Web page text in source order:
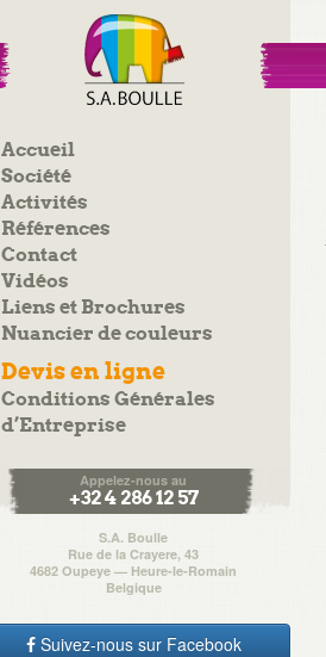
Accueil
Société
Activités
Références
Contact
Vidéos
Liens et Brochures
Nuancier de couleurs
Devis en ligne
Conditions Générales
d’Entreprise
Appelez-nous au
+32 4 286 12 57
S.A. Boulle
Rue de la Crayere, 43
4682 Oupeye — Heure-le-Romain
Belgique
Suivez-nous sur Facebook